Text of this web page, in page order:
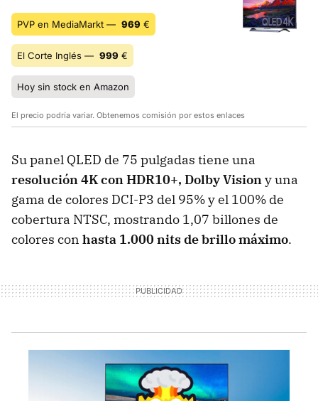
PVP en MediaMarkt — 969 €
El Corte Inglés — 999 €
Hoy sin stock en Amazon
El precio podría variar. Obtenemos comisión por estos enlaces
Su panel QLED de 75 pulgadas tiene una
resolución 4K con HDR10+, Dolby Visiony una
gama de colores DCI-P3 del 95% y el 100% de
cobertura NTSC, mostrando 1,07 billones de
colores con hasta 1.000 nits de brillo máximo.